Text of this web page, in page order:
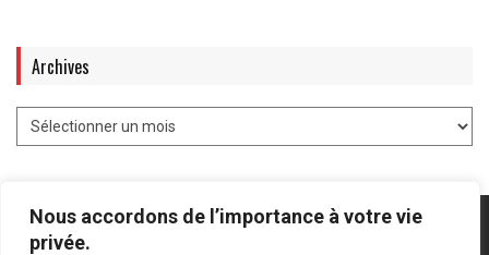
Nous accordons de l’importance à votre vie
privée.
Archives